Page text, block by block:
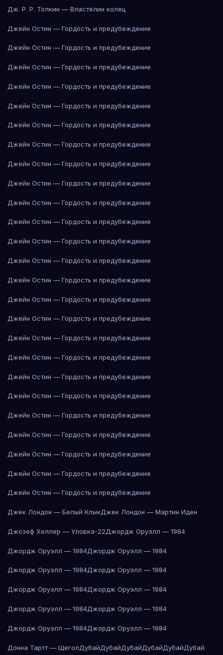
Дж. Р. Р. Толкин — Властелин колец
Джейн Остин — Гордость и предубеждение
Джейн Остин — Гордость и предубеждение
Джейн Остин — Гордость и предубеждение
Джейн Остин — Гордость и предубеждение
Джейн Остин — Гордость и предубеждение
Джейн Остин — Гордость и предубеждение
Джейн Остин — Гордость и предубеждение
Джейн Остин — Гордость и предубеждение
Джейн Остин — Гордость и предубеждение
Джейн Остин — Гордость и предубеждение
Джейн Остин — Гордость и предубеждение
Джейн Остин — Гордость и предубеждение
Джейн Остин — Гордость и предубеждение
Джейн Остин — Гордость и предубеждение
Джейн Остин — Гордость и предубеждение
Джейн Остин — Гордость и предубеждение
Джейн Остин — Гордость и предубеждение
Джейн Остин — Гордость и предубеждение
Джейн Остин — Гордость и предубеждение
Джейн Остин — Гордость и предубеждение
Джейн Остин — Гордость и предубеждение
Джейн Остин — Гордость и предубеждение
Джейн Остин — Гордость и предубеждение
Джейн Остин — Гордость и предубеждение
Джейн Остин — Гордость и предубеждение
Джек Лондон — Белый КлыкДжек Лондон — Мартин Иден
Джозеф Хеллер — Уловка-22Джордж Оруэлл — 1984
Джордж Оруэлл — 1984Джордж Оруэлл — 1984
Джордж Оруэлл — 1984Джордж Оруэлл — 1984
Джордж Оруэлл — 1984Джордж Оруэлл — 1984
Джордж Оруэлл — 1984Джордж Оруэлл — 1984
Джордж Оруэлл — 1984Джордж Оруэлл — 1984
Донна Тартт — ЩеголДубайДубайДубайДубайДубайДубай